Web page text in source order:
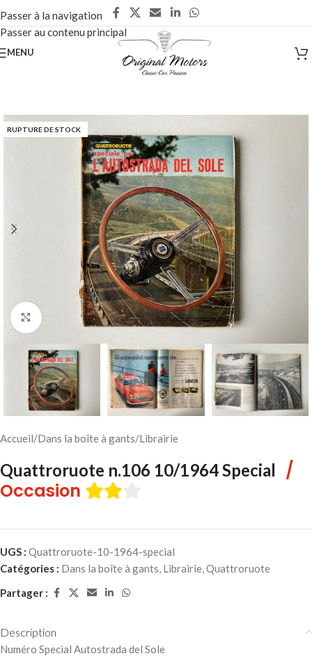
Passer à la navigation
Passer au contenu principal
MENU
RUPTURE DE STOCK
Cliquez pour agrandir
Accueil/Dans la boîte à gants/Librairie
Quattroruote n.106 10/1964 Special /
Occasion
UGS : Quattroruote-10-1964-special
Catégories : Dans la boîte à gants, Librairie,Quattroruote
Partager :
Description
Numéro Special Autostrada del Sole